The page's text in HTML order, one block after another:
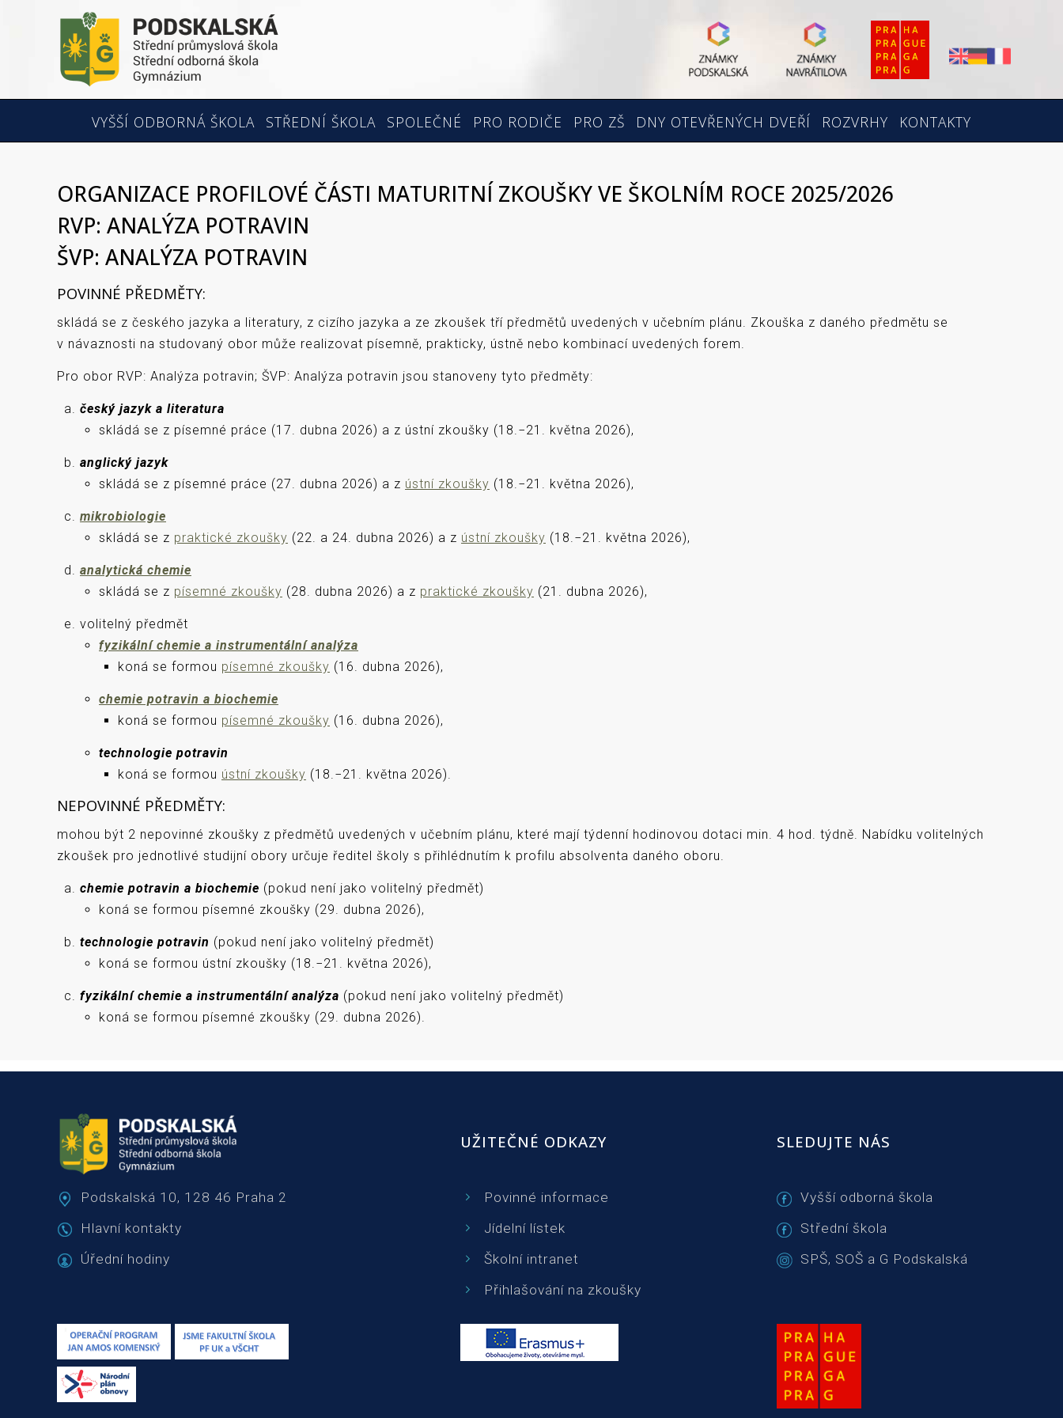
VYŠŠÍ ODBORNÁ ŠKOLA STŘEDNÍ ŠKOLA SPOLEČNÉ PRO RODIČE PRO ZŠ DNY OTEVŘENÝCH DVEŘÍ ROZVRHY KONTAKTY
ORGANIZACE PROFILOVÉ ČÁSTI MATURITNÍ ZKOUŠKY VE ŠKOLNÍM ROCE 2025/2026
RVP: ANALÝZA POTRAVIN
ŠVP: ANALÝZA POTRAVIN
POVINNÉ PŘEDMĚTY:
skládá se z českého jazyka a literatury, z cizího jazyka a ze zkoušek tří předmětů uvedených v učebním plánu. Zkouška z daného předmětu se
v návaznosti na studovaný obor může realizovat písemně, prakticky, ústně nebo kombinací uvedených forem.
Pro obor RVP: Analýza potravin; ŠVP: Analýza potravin jsou stanoveny tyto předměty:
český jazyk a literatura
skládá se z písemné práce (17. dubna 2026) a z ústní zkoušky (18.−21. května 2026),
anglický jazyk
skládá se z písemné práce (27. dubna 2026) a z ústní zkoušky (18.−21. května 2026),
mikrobiologie
skládá se z praktické zkoušky (22. a 24. dubna 2026) a z ústní zkoušky (18.−21. května 2026),
analytická chemie
skládá se z písemné zkoušky (28. dubna 2026) a z praktické zkoušky (21. dubna 2026),
volitelný předmět
fyzikální chemie a instrumentální analýza
koná se formou písemné zkoušky (16. dubna 2026),
chemie potravin a biochemie
koná se formou písemné zkoušky (16. dubna 2026),
technologie potravin
koná se formou ústní zkoušky (18.−21. května 2026).
NEPOVINNÉ PŘEDMĚTY:
mohou být 2 nepovinné zkoušky z předmětů uvedených v učebním plánu, které mají týdenní hodinovou dotaci min. 4 hod. týdně. Nabídku volitelných
zkoušek pro jednotlivé studijní obory určuje ředitel školy s přihlédnutím k profilu absolventa daného oboru.
chemie potravin a biochemie (pokud není jako volitelný předmět)
koná se formou písemné zkoušky (29. dubna 2026),
technologie potravin (pokud není jako volitelný předmět)
koná se formou ústní zkoušky (18.−21. května 2026),
fyzikální chemie a instrumentální analýza (pokud není jako volitelný předmět)
koná se formou písemné zkoušky (29. dubna 2026).
UŽITEČNÉ ODKAZY SLEDUJTE NÁS
Podskalská 10, 128 46 Praha 2
Hlavní kontakty
Úřední hodiny
Povinné informace
Jídelní lístek
Školní intranet
Přihlašování na zkoušky
Vyšší odborná škola
Střední škola
SPŠ, SOŠ a G Podskalská